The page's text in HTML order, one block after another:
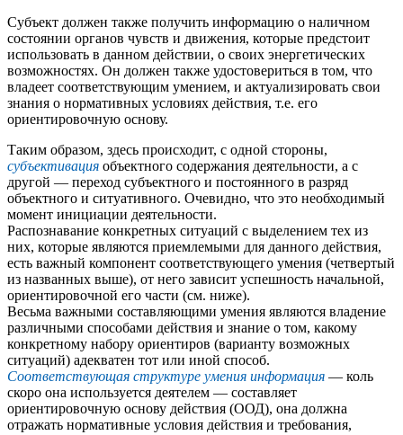
Субъект должен также получить информацию о наличном
состоянии органов чувств и движения, которые предстоит
использовать в данном действии, о своих энергетических
возможностях. Он должен также удостовериться в том, что
владеет соответствующим умением, и актуализировать свои
знания о нормативных условиях действия, т.е. его
ориентировочную основу.
Таким образом, здесь происходит, с одной стороны,
субъективация объектного содержания деятельности, а с
другой — переход субъектного и постоянного в разряд
объектного и ситуативного. Очевидно, что это необходимый
момент инициации деятельности.
Распознавание конкретных ситуаций с выделением тех из
них, которые являются приемлемыми для данного действия,
есть важный компонент соответствующего умения (четвертый
из названных выше), от него зависит успешность начальной,
ориентировочной его части (см. ниже).
Весьма важными составляющими умения являются владение
различными способами действия и знание о том, какому
конкретному набору ориентиров (варианту возможных
ситуаций) адекватен тот или иной способ.
Соответствующая структуре умения информация — коль
скоро она используется деятелем — составляет
ориентировочную основу действия (ООД), она должна
отражать нормативные условия действия и требования,